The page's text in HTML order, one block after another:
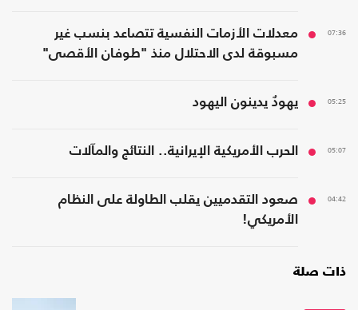
07:36
معدلات الأزمات النفسية تتصاعد بنسب غير
مسبوقة لدى الاحتلال منذ "طوفان الأقصى"
05:25 يهودٌ يدينون اليهود
05:07 الحرب الأمريكية الإيرانية.. النتائج والمآلات
04:42
صعود التقدميين يقلب الطاولة على النظام
الأمريكي!
ذات صلة